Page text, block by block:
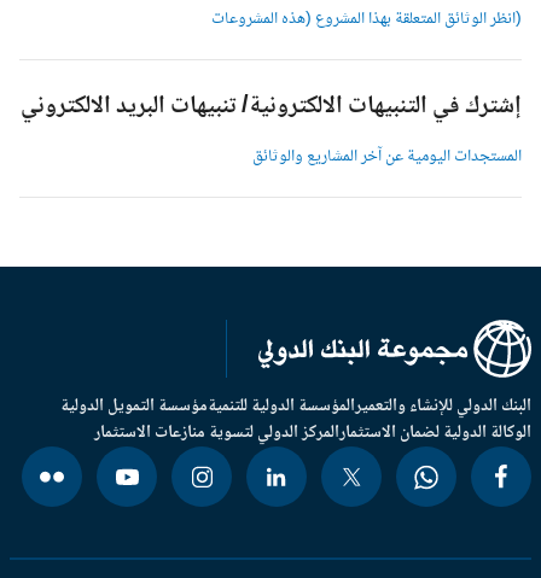
(انظر الوثائق المتعلقة بهذا المشروع (هذه المشروعات
إشترك في التنبيهات الالكترونية/ تنبيهات البريد الالكتروني
المستجدات اليومية عن آخر المشاريع والوثائق
الدولي للإنشاء والتعميرالمؤسسة الدولية للتنميةمؤسسة التمويل الدولية
الدولية لضمان الاستثمارالمركز الدولي لتسوية منازعات الاستثمار